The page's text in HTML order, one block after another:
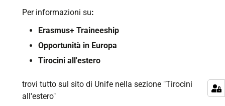
Per informazioni su:
Erasmus+ Traineeship
Opportunità in Europa
Tirocini all'estero
trovi tutto sul sito di Unife nella sezione "Tirocini
all'estero"